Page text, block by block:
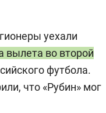
уехали
вылета во второй
футбола.
что «Рубин» мог